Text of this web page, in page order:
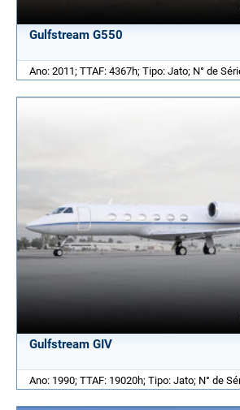
Gulfstream G550
Ano: 2011; TTAF: 4367h; Tipo: Jato; N° de
Gulfstream GIV
Ano: 1990; TTAF: 19020h; Tipo: Jato; N° de